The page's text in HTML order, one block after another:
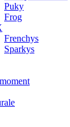
Puky
Frog
Frenchys
Sparkys